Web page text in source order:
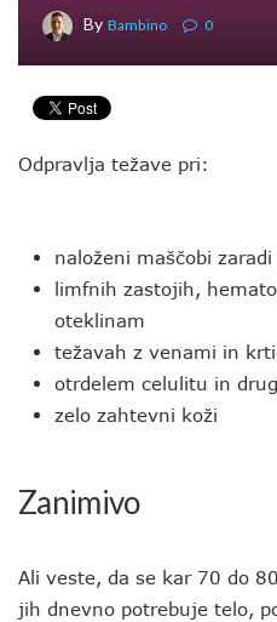
By Bambino 0
Odpravlja težave pri:
naloženi maščobi
limfnih zastojih,
oteklinam
težavah z venami in
otrdelem celulitu in
zelo zahtevni koži
Zanimivo
Ali veste, da se kar 70 do
jih dnevno potrebuje telo,